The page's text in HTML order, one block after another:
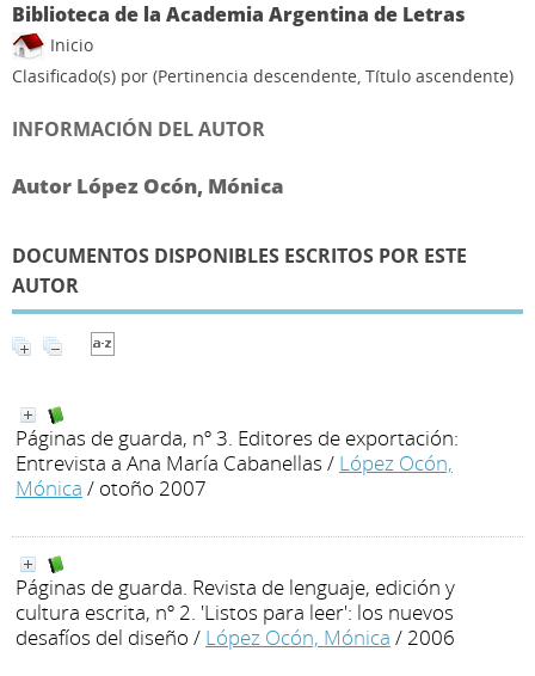
Biblioteca de la Academia Argentina de Letras
Inicio
Clasificado(s) por (Pertinencia descendente, Título ascendente)
INFORMACIÓN DEL AUTOR
Autor López Ocón, Mónica
DOCUMENTOS DISPONIBLES ESCRITOS POR ESTE
AUTOR
Páginas de guarda, nº 3. Editores de exportación:
Entrevista a Ana María Cabanellas / López Ocón,
Mónica / otoño 2007
Páginas de guarda. Revista de lenguaje, edición y
cultura escrita, nº 2. 'Listos para leer': los nuevos
desafíos del diseño / López Ocón, Mónica / 2006